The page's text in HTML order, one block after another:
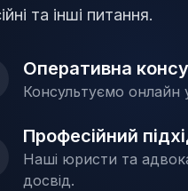
та інші питання.
Оперативна
Консультуємо онлайн
Професійний
Наші юристи та
досвід.